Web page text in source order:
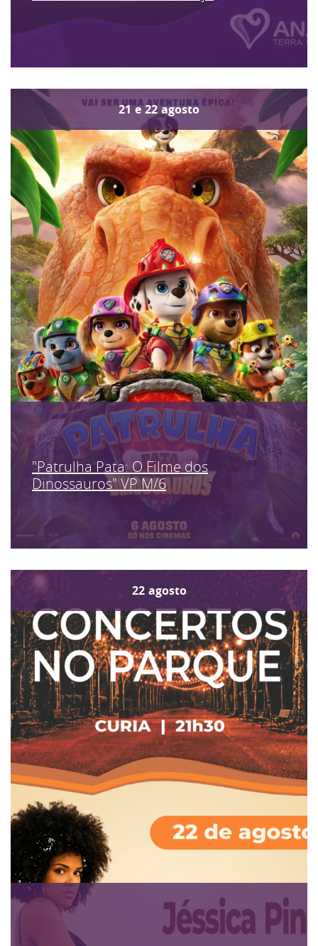
21 e 22 agosto
"Patrulha Pata: O Filme dos
Dinossauros" VP M/6
22 agosto